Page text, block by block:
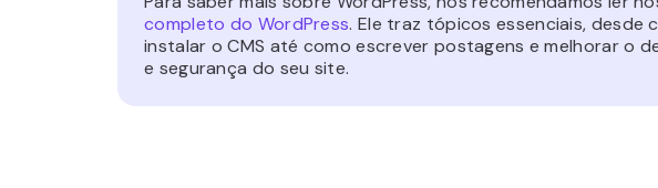
completo do WordPress. Ele traz tópicos essenciais, desde
instalar o CMS até como escrever postagens e melhorar o
e segurança do seu site.